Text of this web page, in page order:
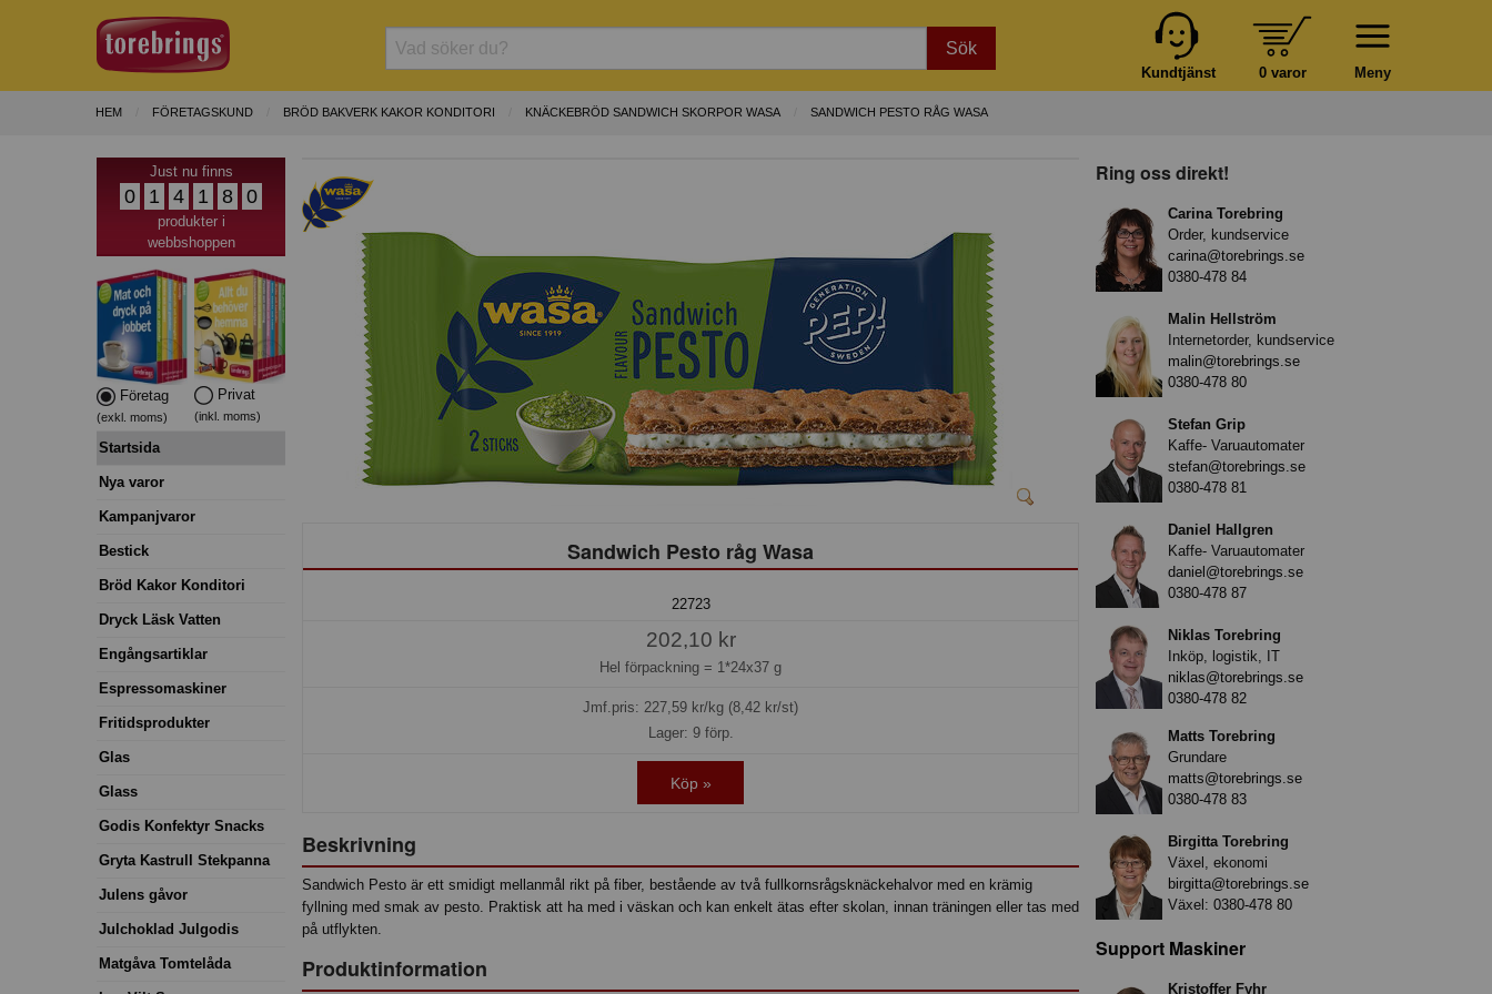
Sök
Meny
0 varor
Kundtjänst
HEM FÖRETAGSKUND BRÖD BAKVERK KAKOR KONDITORI KNÄCKEBRÖD SANDWICH SKORPOR WASA SANDWICH PESTO RÅG WASA
Just nu finns
0 1 4 1 8 0
produkter i
webbshoppen
Företag
(exkl. moms)
Privat
(inkl. moms)
Startsida
Nya varor
Kampanjvaror
Bestick
Bröd Kakor Konditori
Dryck Läsk Vatten
Engångsartiklar
Espressomaskiner
Fritidsprodukter
Glas
Glass
Godis Konfektyr Snacks
Gryta Kastrull Stekpanna
Julens gåvor
Julchoklad Julgodis
Matgåva Tomtelåda
Sandwich Pesto råg Wasa
22723
202,10 kr
Hel förpackning = 1*24x37 g
Jmf.pris: 227,59 kr/kg (8,42 kr/st)
Lager: 9 förp.
Köp »
Beskrivning
Sandwich Pesto är ett smidigt mellanmål rikt på fiber, bestående av två fullkornsrågsknäckehalvor med en krämig
fyllning med smak av pesto. Praktisk att ha med i väskan och kan enkelt ätas efter skolan, innan träningen eller tas med
på utflykten.
Produktinformation
Ring oss direkt!
Carina Torebring
Order, kundservice
carina@torebrings.se
0380-478 84
Malin Hellström
Internetorder, kundservice
malin@torebrings.se
0380-478 80
Stefan Grip
Kaffe- Varuautomater
stefan@torebrings.se
0380-478 81
Daniel Hallgren
Kaffe- Varuautomater
daniel@torebrings.se
0380-478 87
Niklas Torebring
Inköp, logistik, IT
niklas@torebrings.se
0380-478 82
Matts Torebring
Grundare
matts@torebrings.se
0380-478 83
Birgitta Torebring
Växel, ekonomi
birgitta@torebrings.se
Växel: 0380-478 80
Support Maskiner
Kristoffer Fyhr